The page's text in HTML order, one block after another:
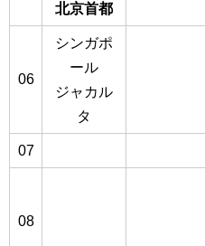
北京首都
06
シンガポ
ール
ジャカル
タ
07
08